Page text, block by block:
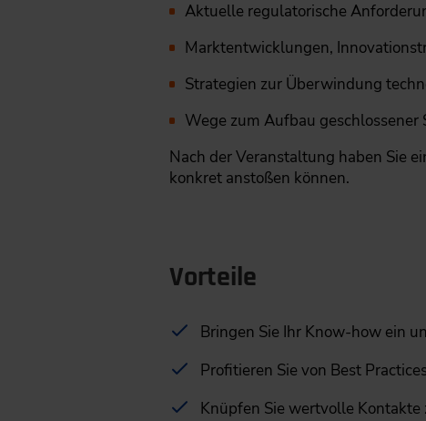
Aktuelle regulatorische
Marktentwicklungen,
Strategien zur Überwindung
Wege zum Aufbau
Nach der Veranstaltung haben Sie
konkret anstoßen können.
Vorteile
Bringen Sie Ihr Know-how ein
Profitieren Sie von Best
Knüpfen Sie wertvolle